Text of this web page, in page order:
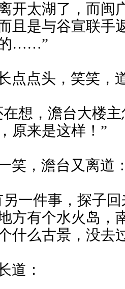
开太湖了，而闽
且是与谷宣联手
……”
点点头，笑笑，
想，澹台大楼
原来是这样！”
笑，澹台又离道
一件事，探子
方有个水火岛，
什么古景，没去
道：